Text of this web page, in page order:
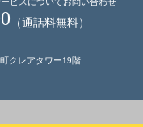
（通話料無料）
クレアタワー19階